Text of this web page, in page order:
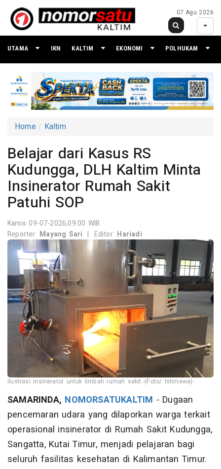
07 Agu 2026
UTAMA IKN KALTIM EKONOMI POLHUKAM
Home Kaltim
Belajar dari Kasus RS
Kudungga, DLH Kaltim Minta
Insinerator Rumah Sakit
Patuhi SOP
Kamis 09-07-2026,09:00 WIB
Reporter: Mayang Sari | Editor: Hariadi
Ilustrasi insinerator untuk limbah rumah sakit.-(Foto/ Istimewa)-
SAMARINDA, NOMORSATUKALTIM - Dugaan
pencemaran udara yang dilaporkan warga terkait
operasional insinerator di Rumah Sakit Kudungga,
Sangatta, Kutai Timur, menjadi pelajaran bagi
seluruh fasilitas kesehatan di Kalimantan Timur.